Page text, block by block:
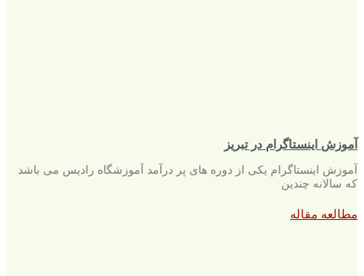
آموزش اینستاگرام در تبریز
آموزش اینستاگرام یکی از دوره های پر درآمد آموزشگاه رادیس می باشد
که سالانه چندین
مطالعه مقاله